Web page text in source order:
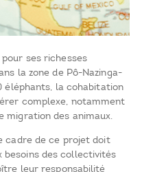
ses richesses
la zone de Pô-Nazinga-
éléphants, la cohabitation
complexe, notamment
migration des animaux.
cadre de ce projet doit
des collectivités
leur responsabilité